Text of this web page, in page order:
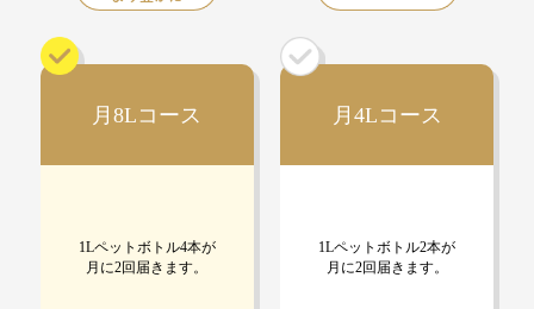
月8Lコース
1Lペットボトル4本が
月に2回届きます。
月4Lコース
1Lペットボトル2本が
月に2回届きます。